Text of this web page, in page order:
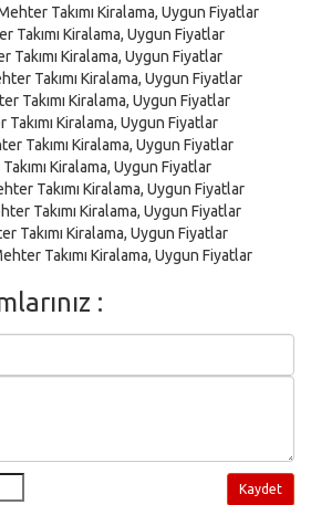
Takımı Kiralama, Uygun Fiyatlar
Takımı Kiralama, Uygun Fiyatlar
Takımı Kiralama, Uygun Fiyatlar
Takımı Kiralama, Uygun Fiyatlar
Takımı Kiralama, Uygun Fiyatlar
Kiralama, Uygun Fiyatlar
Takımı Kiralama, Uygun Fiyatlar
Kiralama, Uygun Fiyatlar
Takımı Kiralama, Uygun Fiyatlar
Takımı Kiralama, Uygun Fiyatlar
Takımı Kiralama, Uygun Fiyatlar
Takımı Kiralama, Uygun Fiyatlar
:
Kaydet